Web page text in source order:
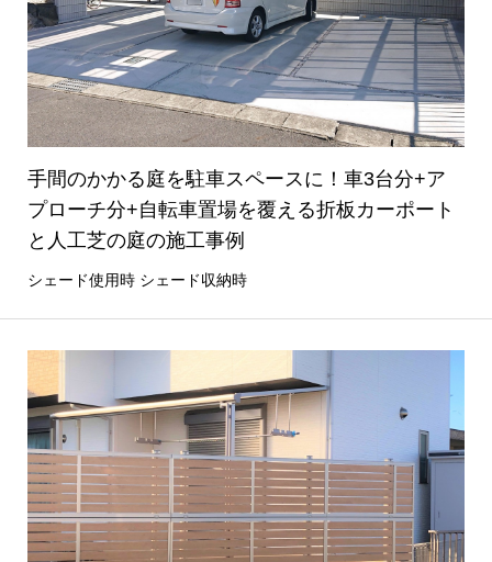
手間のかかる庭を駐車スペースに！車3台分+ア
プローチ分+自転車置場を覆える折板カーポート
と人工芝の庭の施工事例
シェード使用時 シェード収納時